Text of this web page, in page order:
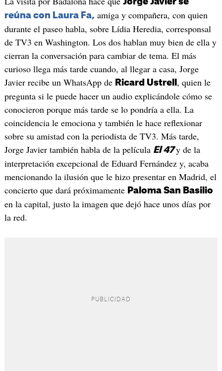
reúna con Laura Fa, amiga y compañera, con quien
durante el paseo habla, sobre Lídia Heredia, corresponsal
de TV3 en Washington. Los dos hablan muy bien de ella y
cierran la conversación para cambiar de tema. El más
curioso llega más tarde cuando, al llegar a casa, Jorge
Javier recibe un WhatsApp de Ricard Ustrell , quien le
pregunta si le puede hacer un audio explicándole cómo se
conocieron porque más tarde se lo pondría a ella. La
coincidencia le emociona y también le hace reflexionar
sobre su amistad con la periodista de TV3. Más tarde,
Jorge Javier también habla de la película El 47y de la
interpretación excepcional de Eduard Fernández y, acaba
mencionando la ilusión que le hizo presentar en Madrid, el
concierto que dará próximamente Paloma San Basilio
en la capital, justo la imagen que dejó hace unos días por
la red.